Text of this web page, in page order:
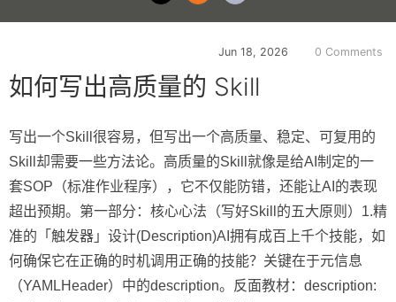
Jun 18, 2026 0 Comments
如何写出高质量的 Skill
写出一个Skill很容易，但写出一个高质量、稳定、可复用的
Skill却需要一些方法论。高质量的Skill就像是给AI制定的一
套SOP（标准作业程序），它不仅能防错，还能让AI的表现
超出预期。第一部分：核心心法（写好Skill的五大原则）1.精
准的「触发器」设计(Description)AI拥有成百上千个技能，如
何确保它在正确的时机调用正确的技能？关键在于元信息
（YAMLHeader）中的description。反面教材：description: